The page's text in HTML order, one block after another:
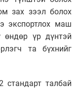
зах зээл болох
экспортлох маш
өндөр үр дүнтэй
та бүхнийг
стандарт талбай